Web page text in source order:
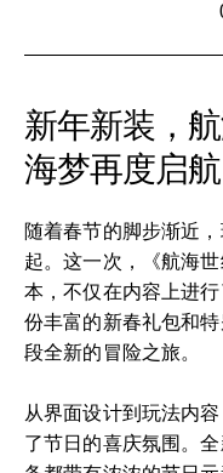
新年新装，
海梦再度启航
随着春节的脚步渐近
起。这一次，《航海
本，不仅在内容上进
份丰富的新春礼包和
段全新的冒险之旅。
从界面设计到玩法内
了节日的喜庆氛围。